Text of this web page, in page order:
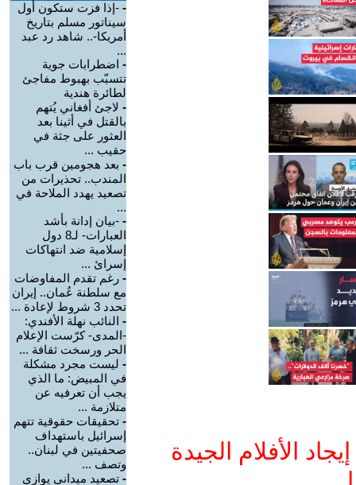
الأفلام الجيدة
- -إذا فزت ستكون أول
سيناتور مسلم بتاريخ
أمريكا-.. شاهد رد عبد
...
- اضطرابات جوية
تتسبّب بهبوط مفاجئ
لطائرة هندية
- لاجئ أفغاني يُتهم
بالقتل في أثينا بعد
العثور على جثة في
حقيب ...
- بعد هجومين قرب باب
المندب.. تحذيرات من
تصعيد يهدد الملاحة في
...
- -بيان إدانة بأشد
العبارات- لـ8 دول
إسلامية ضد انتهاكات
إسرائ ...
- رغم تقدم المفاوضات
مع سلطنة عُمان.. إيران
تحدد 3 شروط لإعادة ...
- النائب نهلة الأفندي:
-المدى- كرّست الإعلام
الحر ورسخت ثقافة ...
- ليست مجرد مشكلة
في المبيض: ما الذي
يجب أن تعرفيه عن
متلازمة ...
- تحقيقات حقوقية تتهم
إسرائيل باستهداف
صحفيتين في لبنان..
وتصف ...
- تصعيد ميداني يوازي